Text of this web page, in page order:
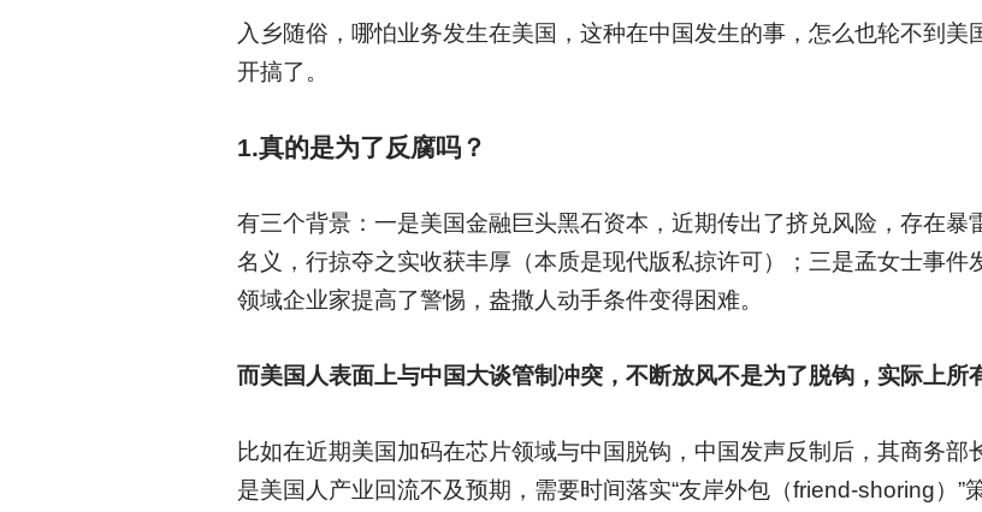
入乡随俗，哪怕业务发生在美国，这种在中国发生的事，怎么也轮不到美
开搞了。
1.真的是为了反腐吗？
有三个背景：一是美国金融巨头黑石资本，近期传出了挤兑风险，存在
名义，行掠夺之实收获丰厚（本质是现代版私掠许可）；三是孟女士事
领域企业家提高了警惕，盎撒人动手条件变得困难。
而美国人表面上与中国大谈管制冲突，不断放风不是为了脱钩，实际上所
比如在近期美国加码在芯片领域与中国脱钩，中国发声反制后，其商务部
是美国人产业回流不及预期，需要时间落实“友岸外包（friend-shoring）